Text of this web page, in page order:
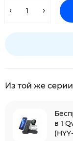
Из той же серии
в 1